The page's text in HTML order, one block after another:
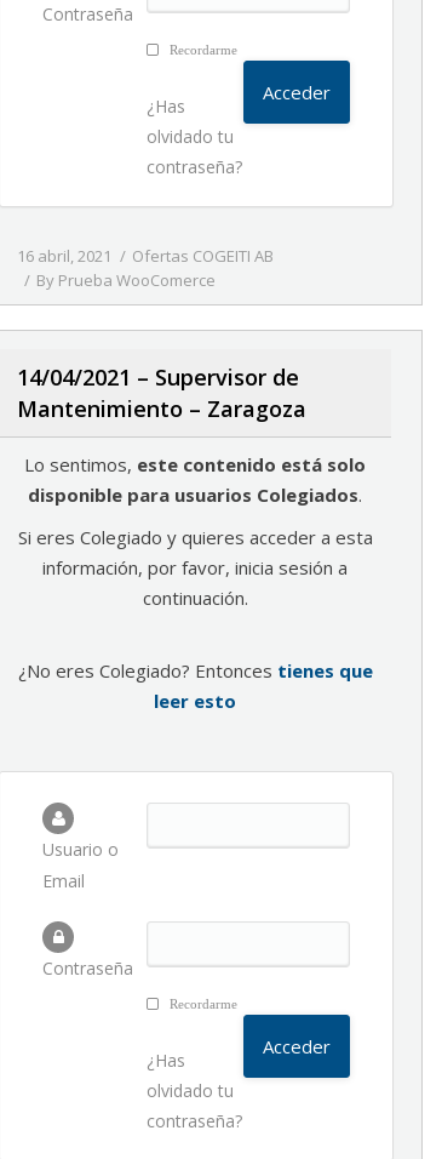
Contraseña
Recordarme
¿Has
olvidado tu
contraseña?
16 abril, 2021
Ofertas COGEITI AB
By Prueba WooComerce
14/04/2021 – Supervisor de
Mantenimiento – Zaragoza
Lo sentimos, este contenido está solo
disponible para usuarios Colegiados.
Si eres Colegiado y quieres acceder a esta
información, por favor, inicia sesión a
continuación.
¿No eres Colegiado? Entonces tienes que
leer esto
Usuario o
Email
Contraseña
Recordarme
¿Has
olvidado tu
contraseña?